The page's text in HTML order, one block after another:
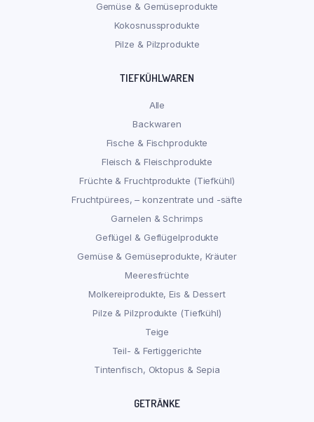
Gemüse & Gemüseprodukte
Kokosnussprodukte
Pilze & Pilzprodukte
TIEFKÜHLWAREN
Alle
Backwaren
Fische & Fischprodukte
Fleisch & Fleischprodukte
Früchte & Fruchtprodukte (Tiefkühl)
Fruchtpürees, – konzentrate und -säfte
Garnelen & Schrimps
Geflügel & Geflügelprodukte
Gemüse & Gemüseprodukte, Kräuter
Meeresfrüchte
Molkereiprodukte, Eis & Dessert
Pilze & Pilzprodukte (Tiefkühl)
Teige
Teil- & Fertiggerichte
Tintenfisch, Oktopus & Sepia
GETRÄNKE